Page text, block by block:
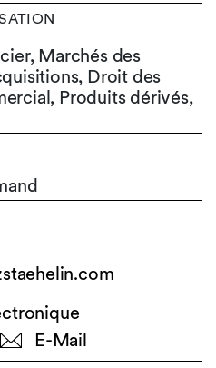
Marchés des
Droit des
Produits dérivés,
E-Mail